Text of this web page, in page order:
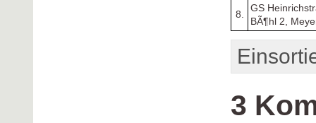
8.
GS
BÃ¶hl 2,
3